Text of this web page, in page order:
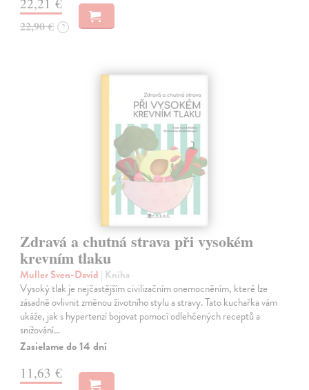
22,90 € ?
Zdravá a chutná strava při vysokém
krevním tlaku
Muller Sven-David | Kniha
Vysoký tlak je nejčastějším civilizačním onemocněním, které lze
zásadně ovlivnit změnou životního stylu a stravy. Tato kuchařka vám
ukáže, jak s hypertenzí bojovat pomocí odlehčených receptů a
snižování…
Zasielame do 14 dní
11,63 €